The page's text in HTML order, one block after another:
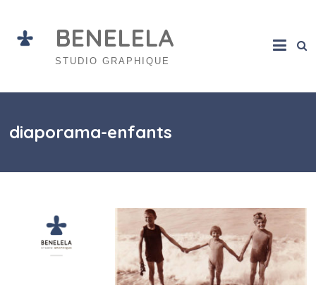
content
BENELELA
STUDIO GRAPHIQUE
diaporama-enfants